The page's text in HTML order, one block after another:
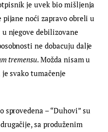
je uvek bio mišljenja
pijane noći zapravo obreli u
njegove debilizovane
ne dobacuju dalje
tremensu. Možda nisam u
svako tumačenje
– “Duhovi” su
sa produženim